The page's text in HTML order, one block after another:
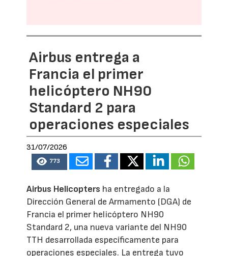
Airbus entrega a
Francia el primer
helicóptero NH90
Standard 2 para
operaciones especiales
31/07/2026
773
Airbus Helicopters ha entregado a la
Dirección General de Armamento (DGA) de
Francia el primer helicóptero NH90
Standard 2, una nueva variante del NH90
TTH desarrollada específicamente para
operaciones especiales. La entrega tuvo